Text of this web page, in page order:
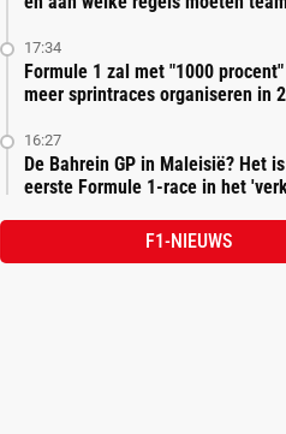
17:34
Formule 1 zal met "1000
meer sprintraces organiseren in
16:27
De Bahrein GP in Maleisië? Het
eerste Formule 1-race in het
F1-NIEUWS